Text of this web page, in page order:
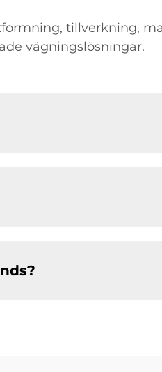
tillverkning,
vägningslösningar.